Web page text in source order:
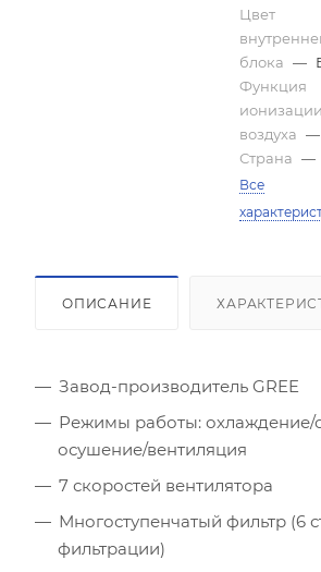
Цвет
блока —
Функция
ионизации
воздуха —
Страна —
Все
ОПИСАНИЕ
Завод-производитель GREE
Режимы работы: охлаждение/
осушение/вентиляция
7 скоростей вентилятора
Многоступенчатый фильтр (6
фильтрации)
Площадь помещения (кв.м)
Высота потолка (м)
Инсоляция (степень освещенности солнцем)